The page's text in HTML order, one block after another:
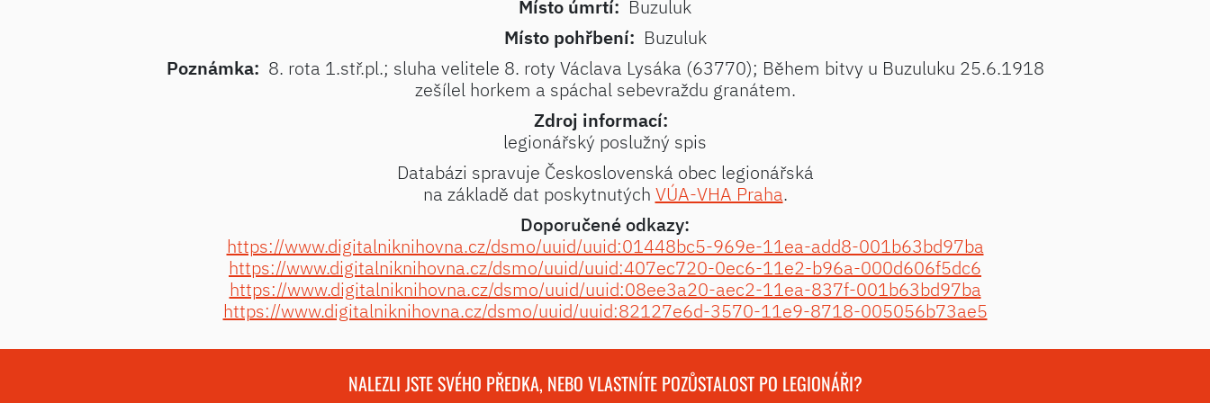
Místo úmrtí: Buzuluk
Místo pohřbení: Buzuluk
Poznámka: 8. rota 1.stř.pl.; sluha velitele 8. roty Václava Lysáka (63770); Během bitvy u Buzuluku 25.6.1918
zešílel horkem a spáchal sebevraždu granátem.
Zdroj informací:
legionářský poslužný spis
Databázi spravuje Československá obec legionářská
na základě dat poskytnutých VÚA-VHA Praha.
Doporučené odkazy:
https://www.digitalniknihovna.cz/dsmo/uuid/uuid:01448bc5-969e-11ea-add8-001b63bd97ba
https://www.digitalniknihovna.cz/dsmo/uuid/uuid:407ec720-0ec6-11e2-b96a-000d606f5dc6
https://www.digitalniknihovna.cz/dsmo/uuid/uuid:08ee3a20-aec2-11ea-837f-001b63bd97ba
https://www.digitalniknihovna.cz/dsmo/uuid/uuid:82127e6d-3570-11e9-8718-005056b73ae5
NALEZLI JSTE SVÉHO PŘEDKA, NEBO VLASTNÍTE POZŮSTALOST PO LEGIONÁŘI?